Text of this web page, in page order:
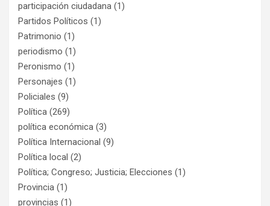
participación ciudadana (1)
Partidos Políticos (1)
Patrimonio (1)
periodismo (1)
Peronismo (1)
Personajes (1)
Policiales (9)
Política (269)
política económica (3)
Política Internacional (9)
Política local (2)
Política; Congreso; Justicia; Elecciones (1)
Provincia (1)
provincias (1)